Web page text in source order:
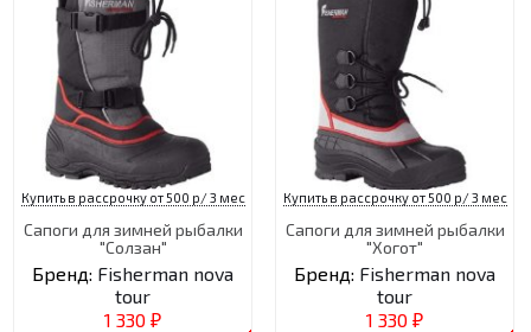
Купить в рассрочку от 500 р/ 3 мес
Сапоги для зимней рыбалки
"Солзан"
Бренд: Fisherman nova
tour
1 330 ₽
Купить в рассрочку от 500 р/ 3 мес
Сапоги для зимней рыбалки
"Хогот"
Бренд: Fisherman nova
tour
1 330 ₽